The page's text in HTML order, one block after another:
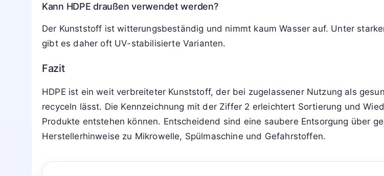
Kann HDPE draußen verwendet werden?
Der Kunststoff ist witterungsbeständig und nimmt kaum Wasser auf. Unter
gibt es daher oft UV-stabilisierte Varianten.
Fazit
HDPE ist ein weit verbreiteter Kunststoff, der bei zugelassener Nutzung als
recyceln lässt. Die Kennzeichnung mit der Ziffer 2 erleichtert Sortierung und
Produkte entstehen können. Entscheidend sind eine saubere Entsorgung über
Herstellerhinweise zu Mikrowelle, Spülmaschine und Gefahrstoffen.